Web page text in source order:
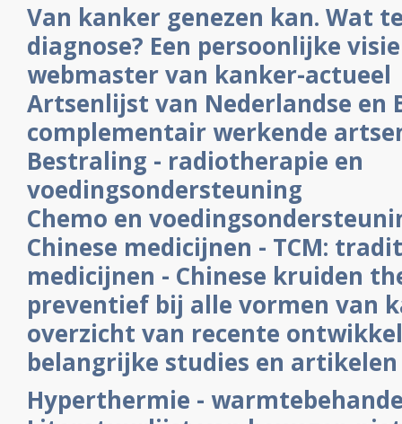
Van kanker genezen kan. Wat
diagnose? Een persoonlijke
webmaster van kanker-actueel
Artsenlijst van Nederlandse en
complementair werkende
Bestraling - radiotherapie en
voedingsondersteuning
Chemo en
Chinese medicijnen - TCM:
medicijnen - Chinese kruiden
preventief bij alle vormen van
overzicht van recente
belangrijke studies en artikelen
Hyperthermie -